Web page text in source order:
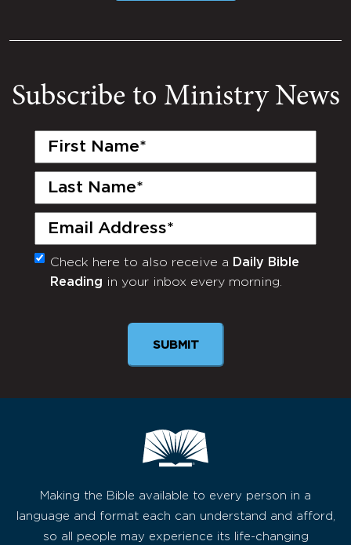
Subscribe to Ministry News
First
Last
Email
(Required)
Monthly
Newsletter
Check here to also receive a Daily Bible
Reading in your inbox every morning.
Making the Bible available to every person in a
language and format each can understand and afford,
so all people may experience its life-changing